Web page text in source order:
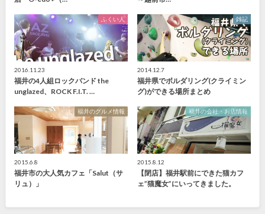
ふくい人
2016.11.23
福井の4人組ロックバンド the
unglazed、ROCK F.I.T. …
雑記
2014.12.7
福井県でボルダリング(クライミン
グ)ができる場所まとめ
福井のグルメ情報
2015.6.8
福井市の大人気カフェ「Salut（サ
リュ）」
福井の会社・お店情報
2015.8.12
【閉店】福井駅前にできた猫カフ
ェ”猫魔女”にいってきました。